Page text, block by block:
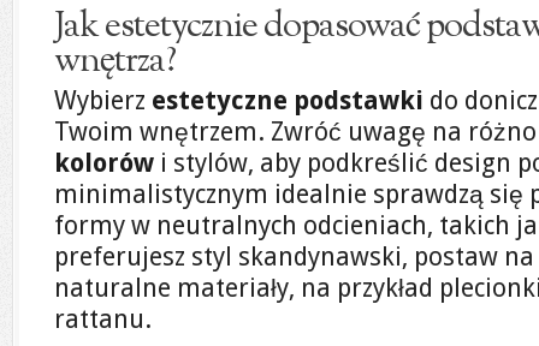
Jak estetycznie dopasować
wnętrza?
Wybierz estetyczne podstawki do
Twoim wnętrzem. Zwróć uwagę na
kolorów i stylów, aby podkreślić design
minimalistycznym idealnie sprawdzą się
formy w neutralnych odcieniach, takich
preferujesz styl skandynawski, postaw
naturalne materiały, na przykład
rattanu.